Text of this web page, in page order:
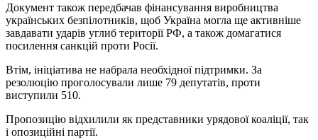
Документ також передбачав фінансування виробництва
українських безпілотників, щоб Україна могла ще активніше
завдавати ударів углиб території РФ, а також домагатися
посилення санкцій проти Росії.
Втім, ініціатива не набрала необхідної підтримки. За
резолюцію проголосували лише 79 депутатів, проти
виступили 510.
Пропозицію відхилили як представники урядової коаліції, так
і опозиційні партії.